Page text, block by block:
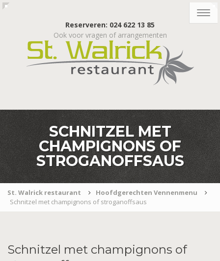
Reserveren: 024 622 13 85
Ook voor vragen of arrangementen
SCHNITZEL MET
CHAMPIGNONS OF
STROGANOFFSAUS
St. Walrick restaurant
Hoofdgerechten Vennenmenu
Schnitzel met champignons of stroganoffsaus
Schnitzel met champignons of